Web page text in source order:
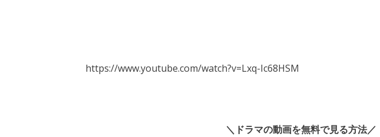
https://www.youtube.com/watch?v=Lxq-Ic68HSM
＼ドラマの動画を無料で見る方法／